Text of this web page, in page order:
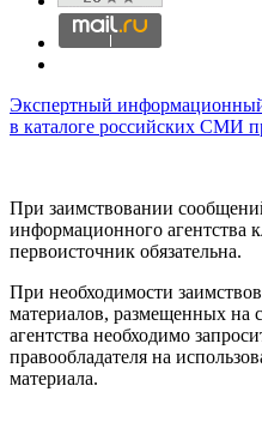
Экспертный
в каталоге российских СМИ
При заимствовании
информационного агентства
первоисточник обязательна.
При необходимости
материалов, размещенных на
агентства необходимо
правообладателя на
материала.